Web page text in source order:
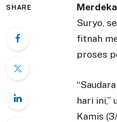
SHARE
Suryo,
fitnah
proses
hari ini,”
Kamis